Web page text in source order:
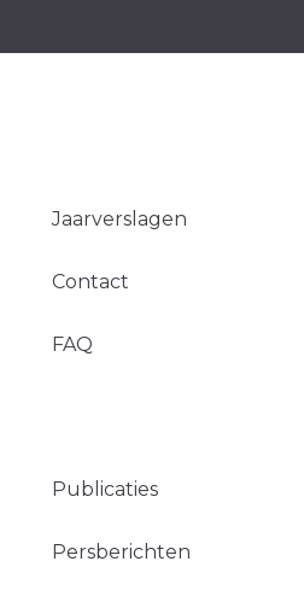
Jaarverslagen
Contact
FAQ
Publicaties
Persberichten